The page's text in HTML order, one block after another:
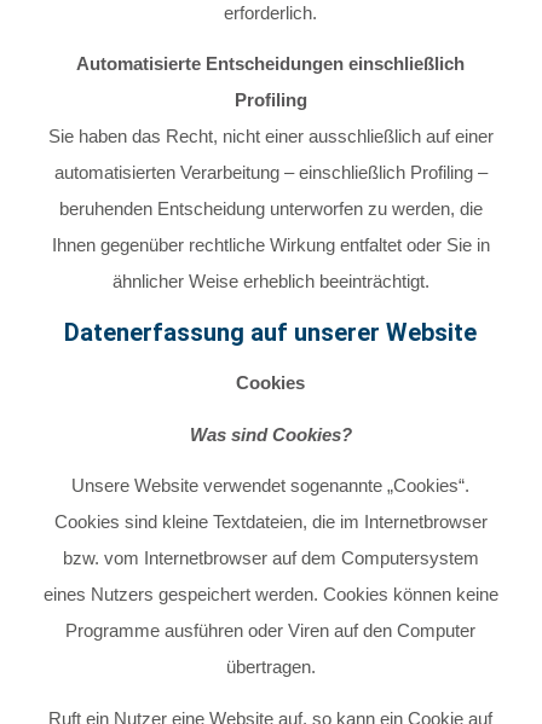
erforderlich.
Automatisierte Entscheidungen einschließlich
Profiling
Sie haben das Recht, nicht einer ausschließlich auf einer
automatisierten Verarbeitung – einschließlich Profiling –
beruhenden Entscheidung unterworfen zu werden, die
Ihnen gegenüber rechtliche Wirkung entfaltet oder Sie in
ähnlicher Weise erheblich beeinträchtigt.
Datenerfassung auf unserer Website
Cookies
Was sind Cookies?
Unsere Website verwendet sogenannte „Cookies“.
Cookies sind kleine Textdateien, die im Internetbrowser
bzw. vom Internetbrowser auf dem Computersystem
eines Nutzers gespeichert werden. Cookies können keine
Programme ausführen oder Viren auf den Computer
übertragen.
Ruft ein Nutzer eine Website auf, so kann ein Cookie auf